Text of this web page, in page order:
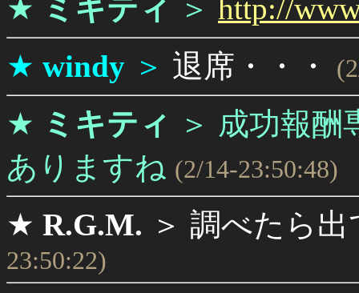
★ ミキティ ＞ http://
★ windy ＞ 退席・・・
★ ミキティ ＞ 成功報酬
ありますね (2/14-23:50:48)
★ R.G.M. ＞ 調べたら出
23:50:22)